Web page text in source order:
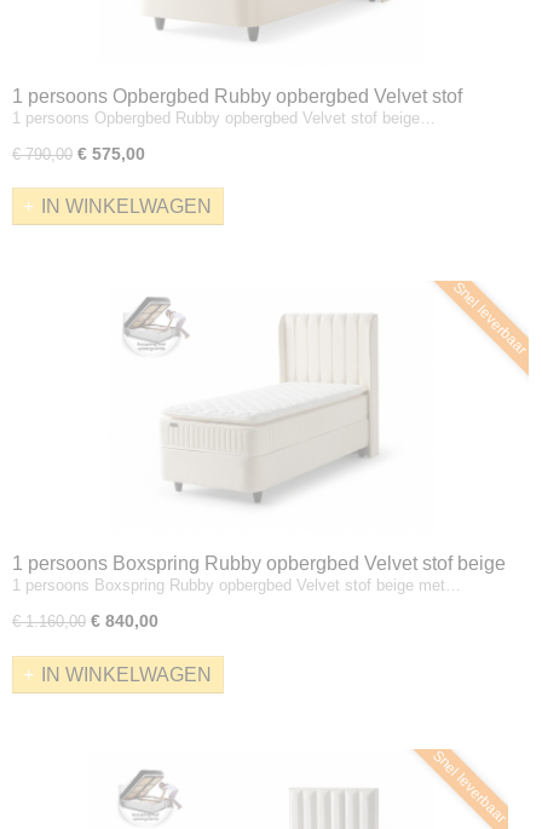
1 persoons Opbergbed Rubby opbergbed Velvet stof
beige zonder matras
1 persoons Opbergbed Rubby opbergbed Velvet stof beige…
€ 790,00 € 575,00
IN WINKELWAGEN
Snel leverbaar
1 persoons Boxspring Rubby opbergbed Velvet stof beige
met matras
1 persoons Boxspring Rubby opbergbed Velvet stof beige met…
€ 1.160,00 € 840,00
IN WINKELWAGEN
Snel leverbaar